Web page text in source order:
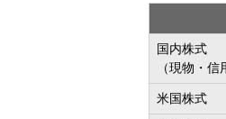
国内株式
（現物・信
米国株式